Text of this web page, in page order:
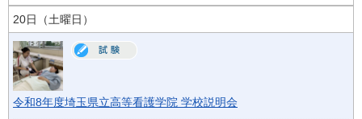
20日（土曜日）
令和8年度埼玉県立高等看護学院 学校説明会